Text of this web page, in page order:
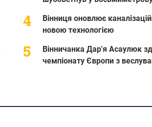
Вінниця оновлює
новою технологією
Вінничанка Дар'я Асаулюк
чемпіонату Європи з